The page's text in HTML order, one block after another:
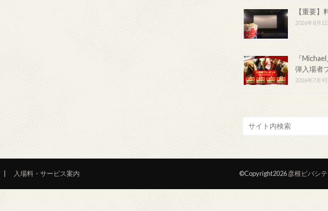
【重要
2026年8月1
『
弾入場者
2026年7月9
入場料・サービス案内 ©Copyright2026彦根ビバシ